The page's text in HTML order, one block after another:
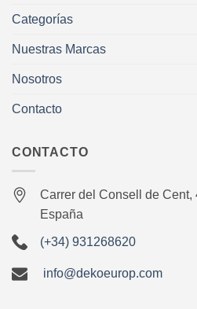
Categorías
Nuestras Marcas
Nosotros
Contacto
CONTACTO
Carrer del Consell de Cent,
España
(+34) 931268620
info@dekoeurop.com